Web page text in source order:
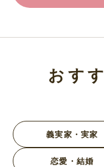
おす
義実家・実家
恋愛・結婚